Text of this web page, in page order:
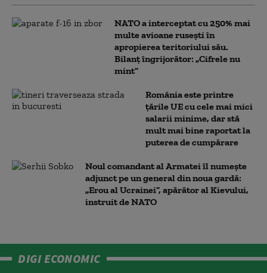
NATO a interceptat cu 250% mai
multe avioane rusești în
apropierea teritoriului său.
Bilanț îngrijorător: „Cifrele nu
mint”
România este printre
țările UE cu cele mai mici
salarii minime, dar stă
mult mai bine raportat la
puterea de cumpărare
Noul comandant al Armatei îl numește
adjunct pe un general din noua gardă:
„Erou al Ucrainei”, apărător al Kievului,
instruit de NATO
DIGI ECONOMIC